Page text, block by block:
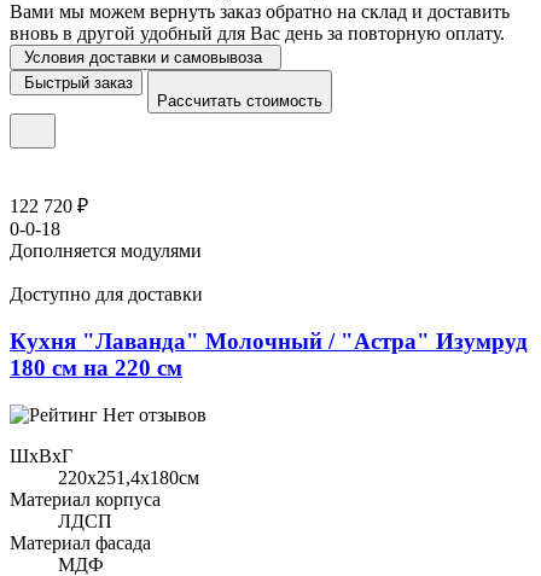
Вами мы можем вернуть заказ обратно на склад и доставить
вновь в другой удобный для Вас день за повторную оплату.
Условия доставки и самовывоза
Быстрый заказ
Рассчитать стоимость
122 720 ₽
0-0-18
Дополняется модулями
Доступно для доставки
Кухня "Лаванда" Молочный / "Астра" Изумруд
180 см на 220 см
Нет отзывов
ШхВхГ
220x251,4х180см
Материал корпуса
ЛДСП
Материал фасада
МДФ